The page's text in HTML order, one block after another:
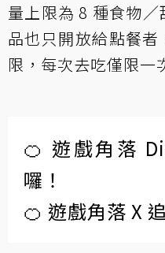
量上限為 8 種食物
品也只開放給點餐
限，每次去吃僅限一
🍊 遊戲角落
囉！
🍊 遊戲角落 X